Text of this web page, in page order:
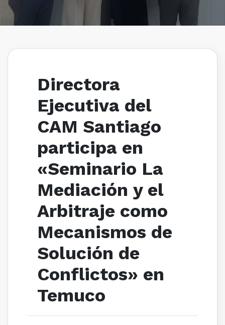
Directora
Ejecutiva del
CAM Santiago
participa en
«Seminario La
Mediación y el
Arbitraje como
Mecanismos de
Solución de
Conflictos» en
Temuco